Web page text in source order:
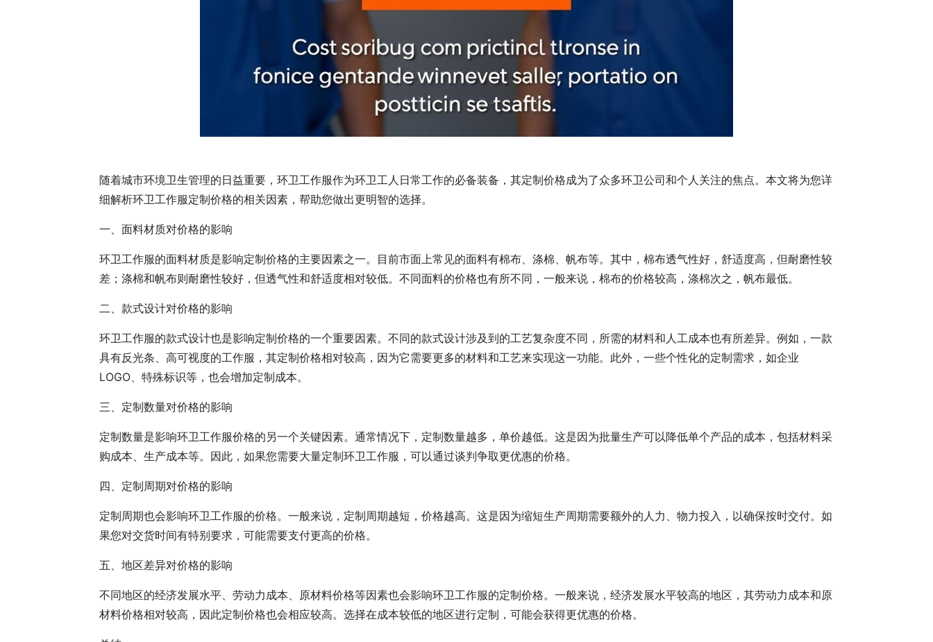
随着城市环境卫生管理的日益重要，环卫工作服作为环卫工人日常工作的必备装备，其定制价格成为了众多环卫公司和个人关注的焦点。本文将为您详
细解析环卫工作服定制价格的相关因素，帮助您做出更明智的选择。
一、面料材质对价格的影响
环卫工作服的面料材质是影响定制价格的主要因素之一。目前市面上常见的面料有棉布、涤棉、帆布等。其中，棉布透气性好，舒适度高，但耐磨性较
差；涤棉和帆布则耐磨性较好，但透气性和舒适度相对较低。不同面料的价格也有所不同，一般来说，棉布的价格较高，涤棉次之，帆布最低。
二、款式设计对价格的影响
环卫工作服的款式设计也是影响定制价格的一个重要因素。不同的款式设计涉及到的工艺复杂度不同，所需的材料和人工成本也有所差异。例如，一款
具有反光条、高可视度的工作服，其定制价格相对较高，因为它需要更多的材料和工艺来实现这一功能。此外，一些个性化的定制需求，如企业
LOGO、特殊标识等，也会增加定制成本。
三、定制数量对价格的影响
定制数量是影响环卫工作服价格的另一个关键因素。通常情况下，定制数量越多，单价越低。这是因为批量生产可以降低单个产品的成本，包括材料采
购成本、生产成本等。因此，如果您需要大量定制环卫工作服，可以通过谈判争取更优惠的价格。
四、定制周期对价格的影响
定制周期也会影响环卫工作服的价格。一般来说，定制周期越短，价格越高。这是因为缩短生产周期需要额外的人力、物力投入，以确保按时交付。如
果您对交货时间有特别要求，可能需要支付更高的价格。
五、地区差异对价格的影响
不同地区的经济发展水平、劳动力成本、原材料价格等因素也会影响环卫工作服的定制价格。一般来说，经济发展水平较高的地区，其劳动力成本和原
材料价格相对较高，因此定制价格也会相应较高。选择在成本较低的地区进行定制，可能会获得更优惠的价格。